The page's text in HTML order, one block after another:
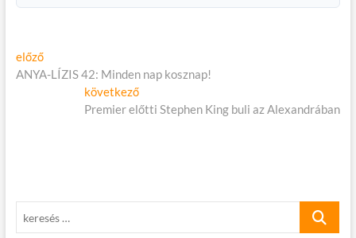
Bejegyzés
navigáció
előzőElőző
cikk:
ANYA-LÍZIS 42: Minden nap kosznap!
következőKövetkező
cikk:
Premier előtti Stephen King buli az Alexandrában
keresés